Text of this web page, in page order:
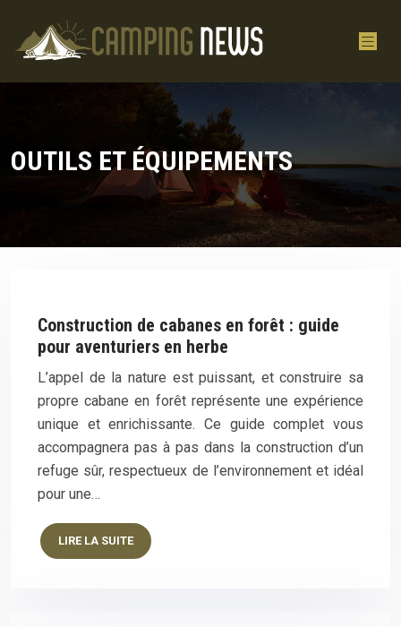
OUTILS ET ÉQUIPEMENTS
Construction de cabanes en forêt : guide
pour aventuriers en herbe
L’appel de la nature est puissant, et construire sa
propre cabane en forêt représente une expérience
unique et enrichissante. Ce guide complet vous
accompagnera pas à pas dans la construction d’un
refuge sûr, respectueux de l’environnement et idéal
pour une…
LIRE LA SUITE